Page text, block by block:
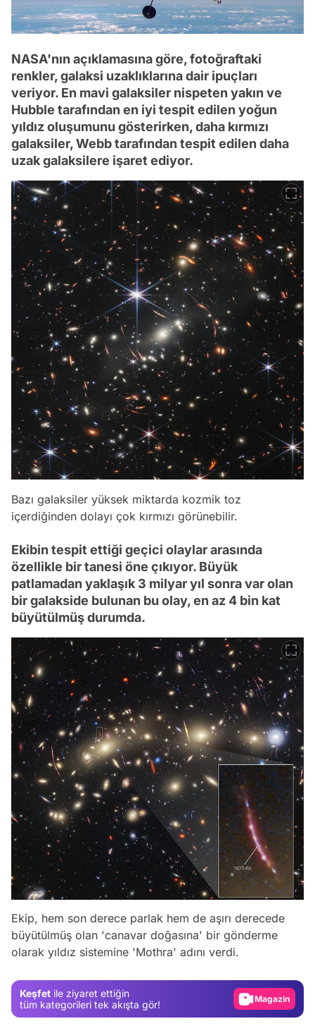
NASA'nın açıklamasına göre, fotoğraftaki
renkler, galaksi uzaklıklarına dair ipuçları
veriyor. En mavi galaksiler nispeten yakın ve
Hubble tarafından en iyi tespit edilen yoğun
yıldız oluşumunu gösterirken, daha kırmızı
galaksiler, Webb tarafından tespit edilen daha
uzak galaksilere işaret ediyor.
Bazı galaksiler yüksek miktarda kozmik toz
içerdiğinden dolayı çok kırmızı görünebilir.
Ekibin tespit ettiği geçici olaylar arasında
özellikle bir tanesi öne çıkıyor. Büyük
patlamadan yaklaşık 3 milyar yıl sonra var olan
bir galakside bulunan bu olay, en az 4 bin kat
büyütülmüş durumda.
Ekip, hem son derece parlak hem de aşırı derecede
büyütülmüş olan 'canavar doğasına' bir gönderme
olarak yıldız sistemine 'Mothra' adını verdi.
Keşfet ile ziyaret ettiğin
tüm kategorileri tek akışta gör!
Magazin